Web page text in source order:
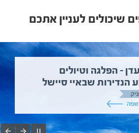
שיכולים לעניין אתכם
– הפלגה וטיולים
הנדירות שבאיי סיישל